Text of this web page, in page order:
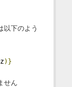
以下のよう
)}
せん